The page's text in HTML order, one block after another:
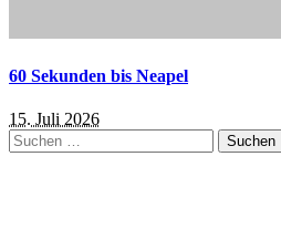
60 Sekunden bis Neapel
15. Juli 2026
Suchen
nach: